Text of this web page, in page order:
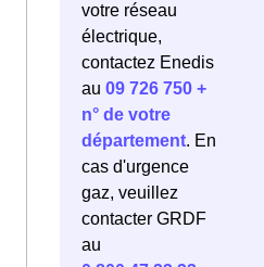
votre réseau
électrique,
contactez Enedis
au 09 726 750 +
n° de votre
département. En
cas d'urgence
gaz, veuillez
contacter GRDF
au